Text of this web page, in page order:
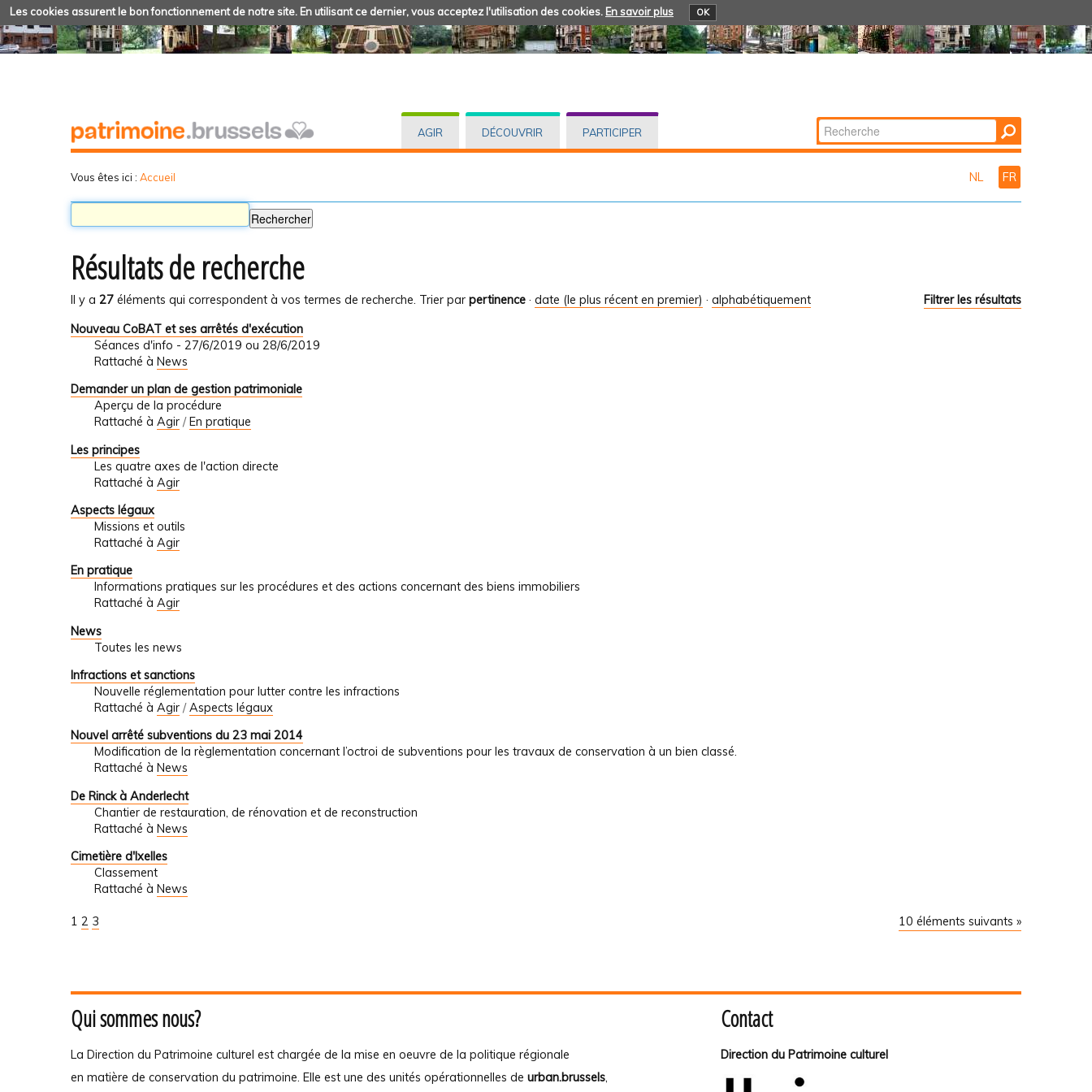
Les cookies assurent le bon fonctionnement de notre site. En utilisant ce dernier, vous acceptez l'utilisation des cookies. En savoir plus OK
AGIR DÉCOUVRIR PARTICIPER Chercher par
Recherche
Vous êtes ici : Accueil NL FR
Résultats de recherche
Il y a 27 éléments qui correspondent à vos termes de recherche. Filtrer les résultats
Trier par pertinence · date (le plus récent en premier) · alphabétiquement
Nouveau CoBAT et ses arrêtés d'exécution
Séances d'info - 27/6/2019 ou 28/6/2019
Rattaché à News
Demander un plan de gestion patrimoniale
Aperçu de la procédure
Rattaché à Agir /En pratique
Les principes
Les quatre axes de l'action directe
Rattaché à Agir
Aspects légaux
Missions et outils
Rattaché à Agir
En pratique
Informations pratiques sur les procédures et des actions concernant des biens immobiliers
Rattaché à Agir
News
Toutes les news
Infractions et sanctions
Nouvelle réglementation pour lutter contre les infractions
Rattaché à Agir /Aspects légaux
Nouvel arrêté subventions du 23 mai 2014
Modification de la règlementation concernant l’octroi de subventions pour les travaux de conservation à un bien classé.
Rattaché à News
De Rinck à Anderlecht
Chantier de restauration, de rénovation et de reconstruction
Rattaché à News
Cimetière d'Ixelles
Classement
Rattaché à News
10 éléments suivants »
1 2 3
Qui sommes nous?
La Direction du Patrimoine culturel est chargée de la mise en oeuvre de la politique régionale
en matière de conservation du patrimoine. Elle est une des unités opérationnelles de urban.brussels,
Contact
Direction du Patrimoine culturel